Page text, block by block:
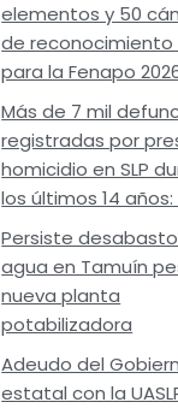
elementos y 50
de reconocimiento
para la Fenapo
Más de 7 mil
registradas por
homicidio en SLP
los últimos 14 años:
Persiste
agua en Tamuín
nueva planta
potabilizadora
Adeudo del
estatal con la